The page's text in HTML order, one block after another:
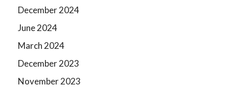
December 2024
June 2024
March 2024
December 2023
November 2023